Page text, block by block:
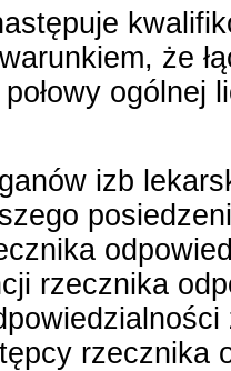
że
ogólnej
izb
rzecznika
rzecznika